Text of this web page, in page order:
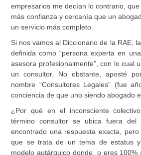
empresarios me decían lo contrario,
más confianza y cercanía que un
un servicio más completo.
Si nos vamos al Diccionario de la RAE,
definida como “persona experta en
asesora profesionalmente”, con lo cual
un consultor. No obstante, aposté
nombre “Consultores Legales” (fue
conciencia de que uno siendo abogado
¿Por qué en el inconsciente
término consultor se ubica fuera del
encontrado una respuesta exacta,
que se trata de un tema de estatus
modelo autárquico donde, o eres